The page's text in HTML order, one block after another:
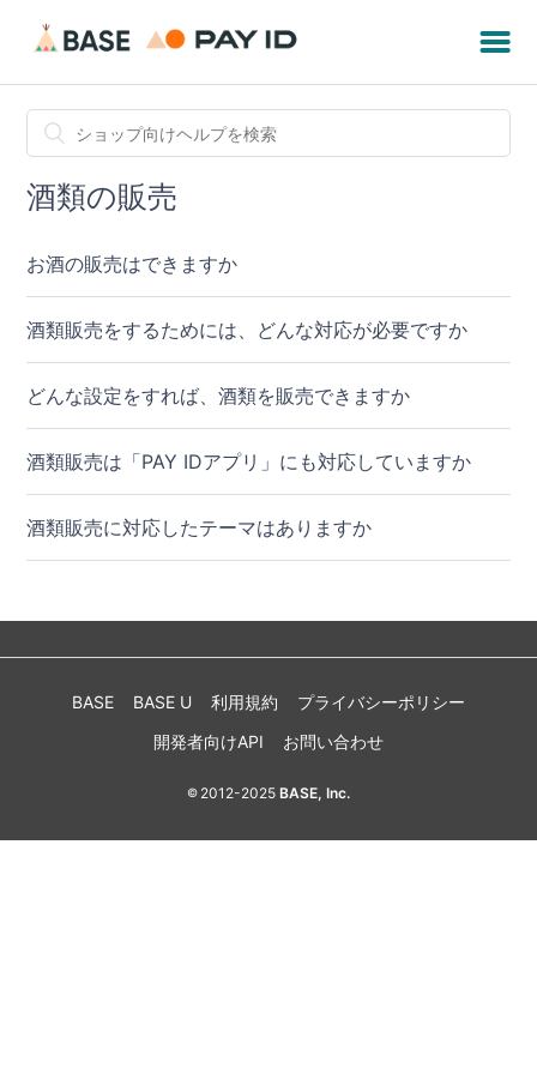
酒類の販売
お酒の販売はできますか
酒類販売をするためには、どんな対応が必要ですか
どんな設定をすれば、酒類を販売できますか
酒類販売は「PAY IDアプリ」にも対応していますか
酒類販売に対応したテーマはありますか
BASE BASE U 利用規約
プライバシーポリシー
開発者向けAPI
お問い合わせ
© 2012-2025BASE, Inc.